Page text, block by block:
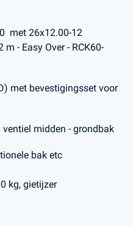
met 26x12.00-12
- Easy Over - RCK60-
met bevestigingsset voor
midden - grondbak
bak etc
kg, gietijzer